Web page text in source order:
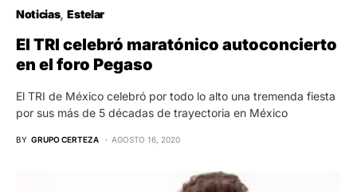
Noticias Estelar
El TRI celebró maratónico autoconcierto
en el foro Pegaso
El TRI de México celebró por todo lo alto una tremenda fiesta
por sus más de 5 décadas de trayectoria en México
BY GRUPO CERTEZA AGOSTO 16, 2020